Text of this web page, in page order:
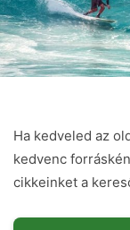
Ha kedveled az
kedvenc
cikkeinket a